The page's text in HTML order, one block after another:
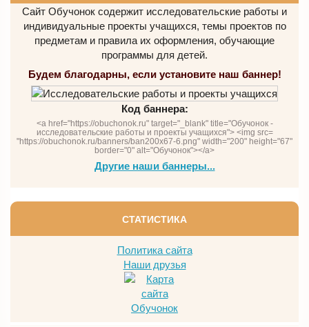
Сайт Обучонок содержит исследовательские работы и
индивидуальные проекты учащихся, темы проектов по
предметам и правила их оформления, обучающие
программы для детей.
Будем благодарны, если установите наш баннер!
Код баннера:
<a href="https://obuchonok.ru" target="_blank" title="Обучонок -
исследовательские работы и проекты учащихся"> <img src=
"https://obuchonok.ru/banners/ban200x67-6.png" width="200" height="67"
border="0" alt="Обучонок"></a>
Другие наши баннеры...
СТАТИСТИКА
Политика сайта
Наши друзья